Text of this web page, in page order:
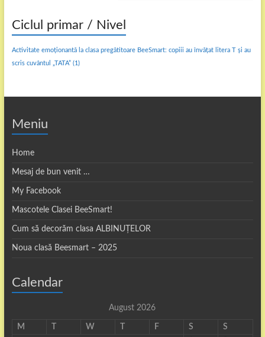
Ciclul primar / Nivel
Activitate emoționantă la clasa pregătitoare BeeSmart: copiii au învățat litera T și au
scris cuvântul „TATA”(1)
Meniu
Home
Mesaj de bun venit …
My Facebook
Mascotele Clasei BeeSmart!
Cum să decorăm clasa ALBINUȚELOR
Noua clasă Beesmart – 2025
Calendar
August 2026
M W F S
S